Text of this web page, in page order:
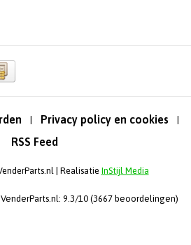
| Privacy policy en cookies |
RSS Feed
| Realisatie InStijl Media
9.3/10 (3667 beoordelingen)